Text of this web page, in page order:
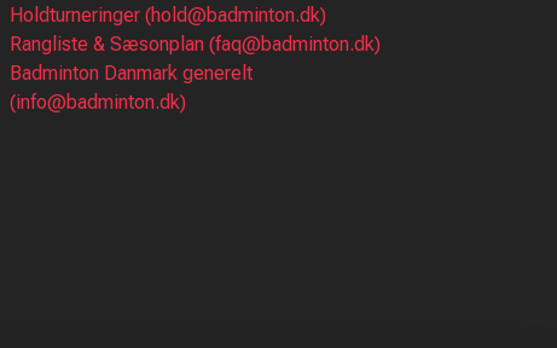
Holdturneringer (hold@badminton.dk)
Rangliste & Sæsonplan (faq@badminton.dk)
Badminton Danmark generelt
(info@badminton.dk)